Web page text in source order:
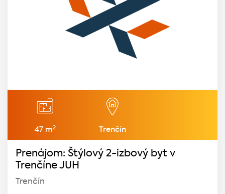
47 m2 Trenčín
Prenájom: Štýlový 2-izbový byt v
Trenčíne JUH
Trenčín